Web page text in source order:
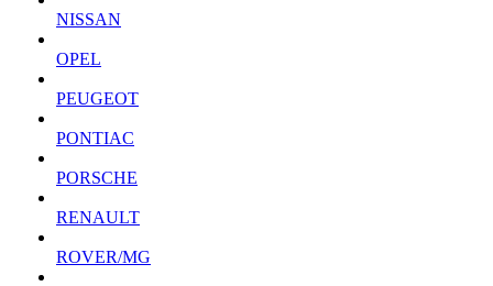
NISSAN
OPEL
PEUGEOT
PONTIAC
PORSCHE
RENAULT
ROVER/MG